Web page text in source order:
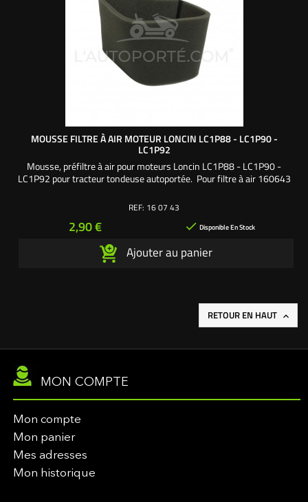
MOUSSE FILTRE À AIR MOTEUR LONCIN LC1P88 - LC1P90 -
LC1P92
Mousse, préfiltre à air pour moteurs Loncin LC1P88 - LC1P90 -
LC1P92 pour tracteur tondeuse autoportée. Pour filtre à air 160643
REF: 16 07 43
Prix
2,90 €  Disponible En Stock
Ajouter au panier
RETOUR EN HAUT 
MON COMPTE
Mon compte
Mon panier
Mes adresses
Mon historique